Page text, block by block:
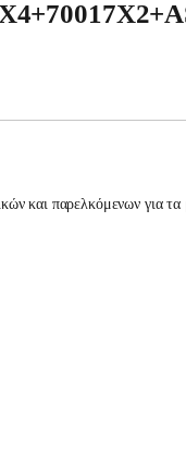
και παρελκόμενων για τα